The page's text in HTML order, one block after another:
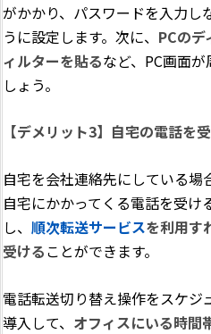
がかかり、パスワードを入力し
うに設定します。次に、 PCの
ィルターを貼るなど、PC画面
しょう。
【デメリット3】自宅の電話を
自宅を会社連絡先にしている場
自宅にかかってくる電話を受け
し、 順次転送サービスを利用す
受けることができます。
電話転送切り替え操作をスケジ
導入して、 オフィスにいる時間